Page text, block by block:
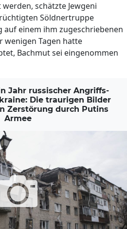
schätzte Jewgeni
Söldnertruppe
auf einem ihm zugeschriebenen
wenigen Tagen hatte
Bachmut sei eingenommen
Jahr russischer Angriffs-
Die traurigen Bilder
Zerstörung durch Putins
Armee